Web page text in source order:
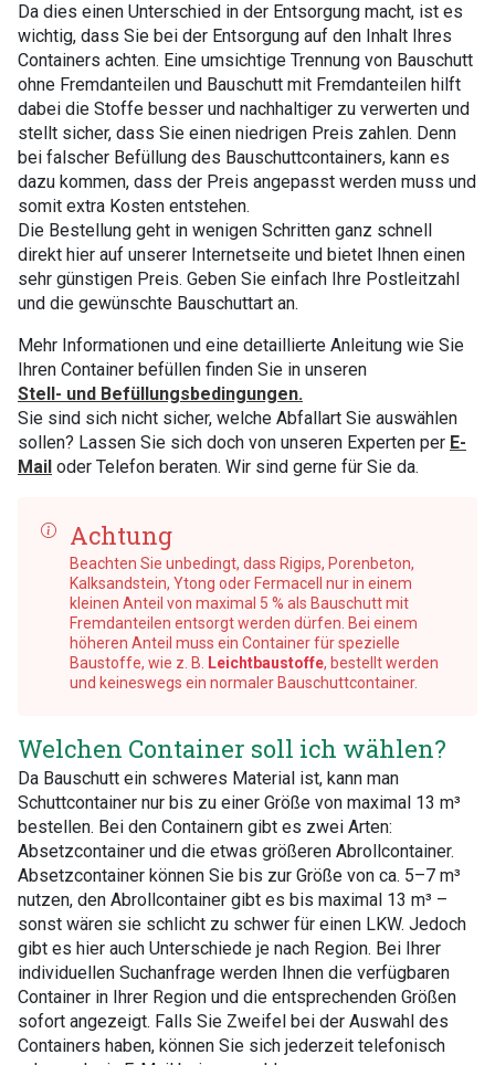
Da dies einen Unterschied in der Entsorgung macht, ist es
wichtig, dass Sie bei der Entsorgung auf den Inhalt Ihres
Containers achten. Eine umsichtige Trennung von Bauschutt
ohne Fremdanteilen und Bauschutt mit Fremdanteilen hilft
dabei die Stoffe besser und nachhaltiger zu verwerten und
stellt sicher, dass Sie einen niedrigen Preis zahlen. Denn
bei falscher Befüllung des Bauschuttcontainers, kann es
dazu kommen, dass der Preis angepasst werden muss und
somit extra Kosten entstehen.
Die Bestellung geht in wenigen Schritten ganz schnell
direkt hier auf unserer Internetseite und bietet Ihnen einen
sehr günstigen Preis. Geben Sie einfach Ihre Postleitzahl
und die gewünschte Bauschuttart an.
Mehr Informationen und eine detaillierte Anleitung wie Sie
Ihren Container befüllen finden Sie in unseren
Stell- und Befüllungsbedingungen.
Sie sind sich nicht sicher, welche Abfallart Sie auswählen
sollen? Lassen Sie sich doch von unseren Experten per E-
Mail oder Telefon beraten. Wir sind gerne für Sie da.
Achtung
Beachten Sie unbedingt, dass Rigips, Porenbeton,
Kalksandstein, Ytong oder Fermacell nur in einem
kleinen Anteil von maximal 5 % als Bauschutt mit
Fremdanteilen entsorgt werden dürfen. Bei einem
höheren Anteil muss ein Container für spezielle
Baustoffe, wie z. B. Leichtbaustoffe, bestellt werden
und keineswegs ein normaler Bauschuttcontainer.
Welchen Container soll ich wählen?
Da Bauschutt ein schweres Material ist, kann man
Schuttcontainer nur bis zu einer Größe von maximal 13 m³
bestellen. Bei den Containern gibt es zwei Arten:
Absetzcontainer und die etwas größeren Abrollcontainer.
Absetzcontainer können Sie bis zur Größe von ca. 5–7 m³
nutzen, den Abrollcontainer gibt es bis maximal 13 m³ –
sonst wären sie schlicht zu schwer für einen LKW. Jedoch
gibt es hier auch Unterschiede je nach Region. Bei Ihrer
individuellen Suchanfrage werden Ihnen die verfügbaren
Container in Ihrer Region und die entsprechenden Größen
sofort angezeigt. Falls Sie Zweifel bei der Auswahl des
Containers haben, können Sie sich jederzeit telefonisch